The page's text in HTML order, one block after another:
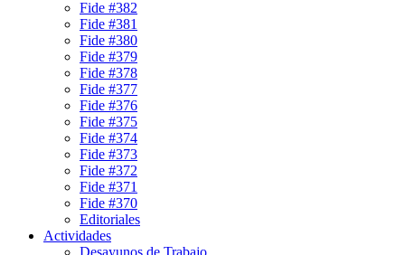
Fide #382
Fide #381
Fide #380
Fide #379
Fide #378
Fide #377
Fide #376
Fide #375
Fide #374
Fide #373
Fide #372
Fide #371
Fide #370
Editoriales
Actividades
Desayunos de Trabajo